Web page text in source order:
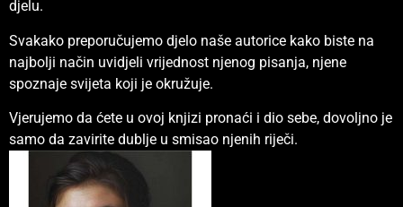
djelu.
Svakako preporučujemo djelo naše autorice kako biste na
najbolji način uvidjeli vrijednost njenog pisanja, njene
spoznaje svijeta koji je okružuje.
Vjerujemo da ćete u ovoj knjizi pronaći i dio sebe, dovoljno je
samo da zavirite dublje u smisao njenih riječi.